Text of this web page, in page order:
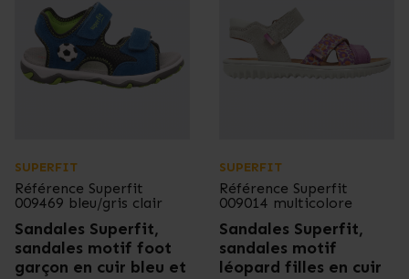
SUPERFIT
Référence Superfit
009469 bleu/gris clair
Sandales Superfit,
sandales motif foot
garçon en cuir bleu et
SUPERFIT
Référence Superfit
009014 multicolore
Sandales Superfit,
sandales motif
léopard filles en cuir